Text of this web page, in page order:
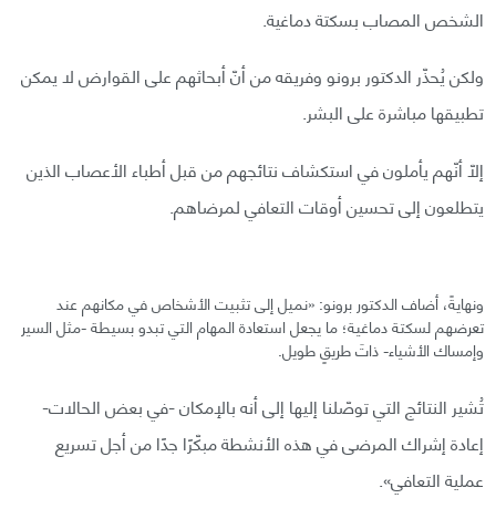
الشخص المصاب بسكتة دماغية.
ولكن يُحذّر الدكتور برونو وفريقه من أنّ أبحاثهم على القوارض لا يمكن
تطبيقها مباشرة على البشر.
إلّا أنّهم يأملون في استكشاف نتائجهم من قبل أطباء الأعصاب الذين
يتطلعون إلى تحسين أوقات التعافي لمرضاهم.
ونهايةً، أضاف الدكتور برونو: «نميل إلى تثبيت الأشخاص في مكانهم عند
تعرضهم لسكتة دماغية؛ ما يجعل استعادة المهام التي تبدو بسيطة -مثل السير
وإمساك الأشياء- ذاتَ طريقٍ طويل.
تُشير النتائج التي توصّلنا إليها إلى أنه بالإمكان -في بعض الحالات-
إعادة إشراك المرضى في هذه الأنشطة مبكّرًا جدًا من أجل تسريع
عملية التعافي».